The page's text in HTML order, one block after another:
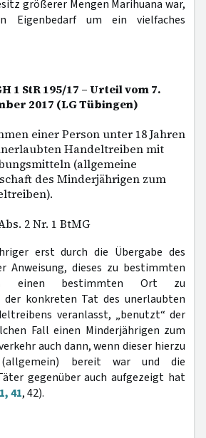
größerer Mengen Marihuana war,
Eigenbedarf um ein vielfaches
1 StR 195/17 – Urteil vom 7.
2017 (LG Tübingen)
einer Person unter 18 Jahren
Handeltreiben mit
(allgemeine
des Minderjährigen zum
2 Nr. 1 BtMG
erst durch die Übergabe des
Anweisung, dieses zu bestimmten
einen bestimmten Ort zu
konkreten Tat des unerlaubten
veranlasst, „benutzt“ der
Fall einen Minderjährigen zum
auch dann, wenn dieser hierzu
bereit war und die
gegenüber auch aufgezeigt hat
41, 42).